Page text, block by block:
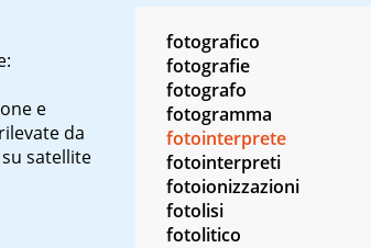
e
da
satellite
fotografico
fotografie
fotografo
fotogramma
fotointerprete
fotointerpreti
fotoionizzazioni
fotolisi
fotolitico